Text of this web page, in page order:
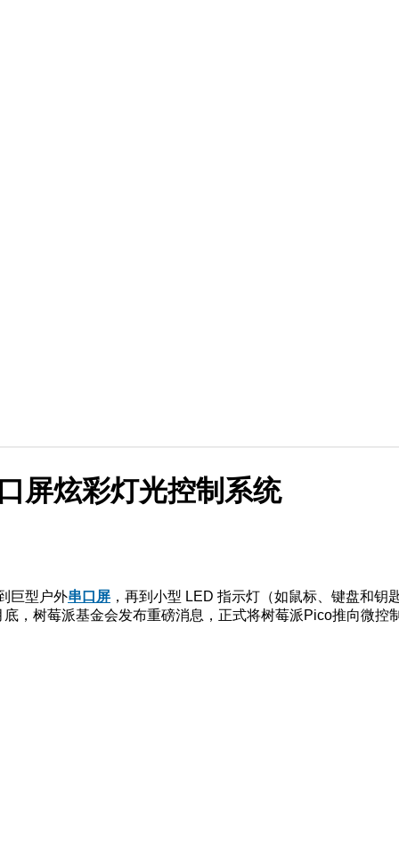
屏炫彩灯光控制系统
巨型户外串口屏 ，再到小型 LED 指示灯（如鼠标、键盘和
，树莓派基金会发布重磅消息，正式将树莓派Pico推向微控